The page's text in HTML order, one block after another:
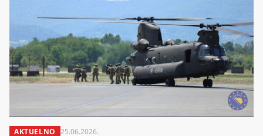
AKTUELNO 25.06.2026.